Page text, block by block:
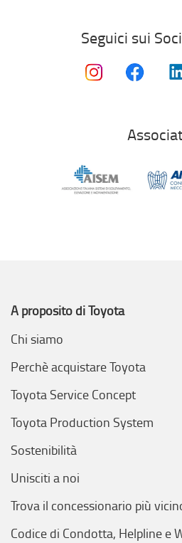
Seguici sui
A proposito di Toyota
Chi siamo
Perchè acquistare Toyota
Toyota Service Concept
Toyota Production System
Sostenibilità
Unisciti a noi
Trova il concessionario più
Codice di Condotta, Helpline e